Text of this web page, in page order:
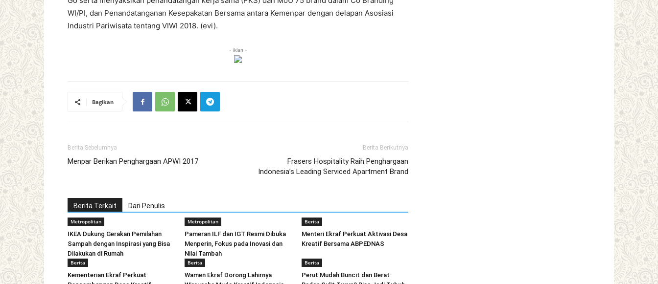
WI/PI, dan Penandatanganan Kesepakatan Bersama antara Kemenpar dengan delapan Asosiasi
Industri Pariwisata tentang VIWI 2018. (evi).
- iklan -
Bagikan
Berita Sebelumnya
Menpar Berikan Penghargaan APWI 2017
Berita Berikutnya
Frasers Hospitality Raih Penghargaan
Indonesia’s Leading Serviced Apartment Brand
Berita Terkait Dari Penulis
Metropolitan
IKEA Dukung Gerakan Pemilahan
Sampah dengan Inspirasi yang Bisa
Dilakukan di Rumah
Metropolitan
Pameran ILF dan IGT Resmi Dibuka
Menperin, Fokus pada Inovasi dan
Nilai Tambah
Berita
Menteri Ekraf Perkuat Aktivasi Desa
Kreatif Bersama ABPEDNAS
Berita
Kementerian Ekraf Perkuat
Berita
Wamen Ekraf Dorong Lahirnya
Berita
Perut Mudah Buncit dan Berat